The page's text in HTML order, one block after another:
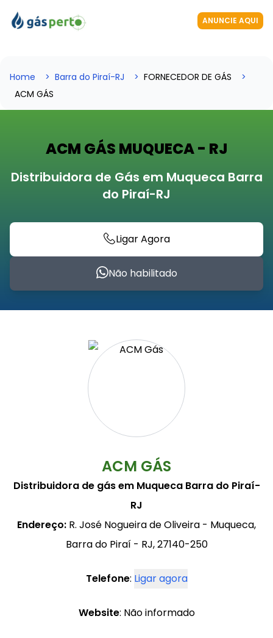
ANUNCIE AQUI
Home Barra do Piraí-RJ
FORNECEDOR DE GÁS
ACM GÁS
ACM GÁS MUQUECA - RJ
Distribuidora de Gás em Muqueca Barra
do Piraí-RJ
Ligar Agora
Não habilitado
ACM GÁS
Distribuidora de gás em Muqueca Barra do Piraí-
RJ
Endereço: R. José Nogueira de Oliveira - Muqueca,
Barra do Piraí - RJ, 27140-250
Telefone: Ligar agora
Website: Não informado